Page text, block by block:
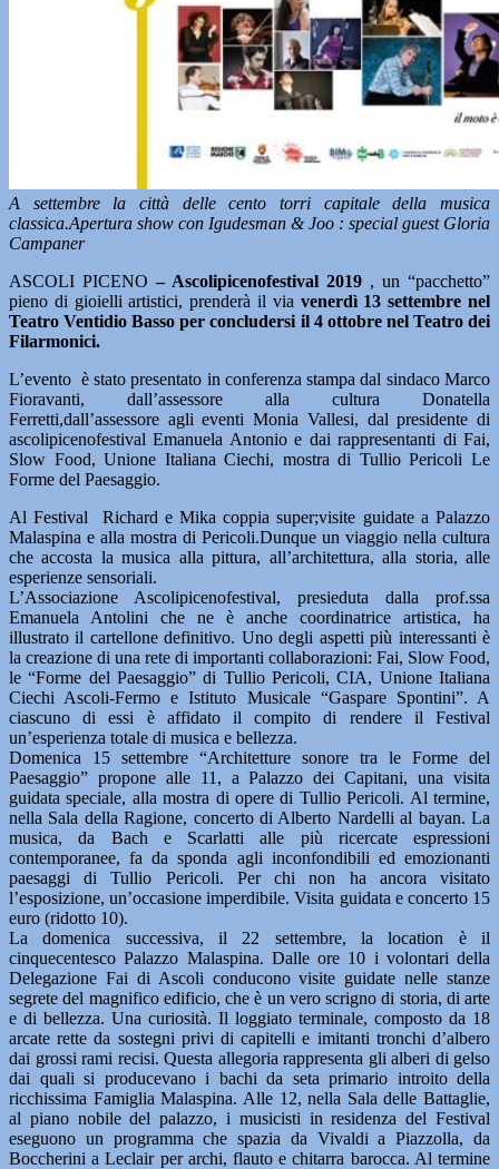
A settembre la città delle cento torri capitale della musica
classica.Apertura show con Igudesman & Joo : special guest Gloria
Campaner
ASCOLI PICENO – Ascolipicenofestival 2019 , un “pacchetto”
pieno di gioielli artistici, prenderà il via venerdì 13 settembre nel
Teatro Ventidio Basso per concludersi il 4 ottobre nel Teatro dei
Filarmonici.
L’evento è stato presentato in conferenza stampa dal sindaco Marco
Fioravanti, dall’assessore alla cultura Donatella
Ferretti,dall’assessore agli eventi Monia Vallesi, dal presidente di
ascolipicenofestival Emanuela Antonio e dai rappresentanti di Fai,
Slow Food, Unione Italiana Ciechi, mostra di Tullio Pericoli Le
Forme del Paesaggio.
Al Festival Richard e Mika coppia super;visite guidate a Palazzo
Malaspina e alla mostra di Pericoli.Dunque un viaggio nella cultura
che accosta la musica alla pittura, all’architettura, alla storia, alle
esperienze sensoriali.
L’Associazione Ascolipicenofestival, presieduta dalla prof.ssa
Emanuela Antolini che ne è anche coordinatrice artistica, ha
illustrato il cartellone definitivo. Uno degli aspetti più interessanti è
la creazione di una rete di importanti collaborazioni: Fai, Slow Food,
le “Forme del Paesaggio” di Tullio Pericoli, CIA, Unione Italiana
Ciechi Ascoli-Fermo e Istituto Musicale “Gaspare Spontini”. A
ciascuno di essi è affidato il compito di rendere il Festival
un’esperienza totale di musica e bellezza.
Domenica 15 settembre “Architetture sonore tra le Forme del
Paesaggio” propone alle 11, a Palazzo dei Capitani, una visita
guidata speciale, alla mostra di opere di Tullio Pericoli. Al termine,
nella Sala della Ragione, concerto di Alberto Nardelli al bayan. La
musica, da Bach e Scarlatti alle più ricercate espressioni
contemporanee, fa da sponda agli inconfondibili ed emozionanti
paesaggi di Tullio Pericoli. Per chi non ha ancora visitato
l’esposizione, un’occasione imperdibile. Visita guidata e concerto 15
euro (ridotto 10).
La domenica successiva, il 22 settembre, la location è il
cinquecentesco Palazzo Malaspina. Dalle ore 10 i volontari della
Delegazione Fai di Ascoli conducono visite guidate nelle stanze
segrete del magnifico edificio, che è un vero scrigno di storia, di arte
e di bellezza. Una curiosità. Il loggiato terminale, composto da 18
arcate rette da sostegni privi di capitelli e imitanti tronchi d’albero
dai grossi rami recisi. Questa allegoria rappresenta gli alberi di gelso
dai quali si producevano i bachi da seta primario introito della
ricchissima Famiglia Malaspina. Alle 12, nella Sala delle Battaglie,
al piano nobile del palazzo, i musicisti in residenza del Festival
eseguono un programma che spazia da Vivaldi a Piazzolla, da
Boccherini a Leclair per archi, flauto e chitarra barocca. Al termine